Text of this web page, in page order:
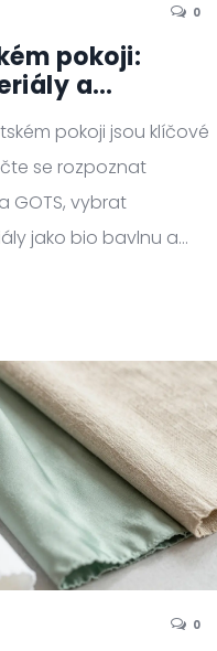
0
pokoji:
a
zdraví dítěte
pokoji jsou klíčové
se rozpoznat
GOTS, vybrat
jako bio bavlnu a
0